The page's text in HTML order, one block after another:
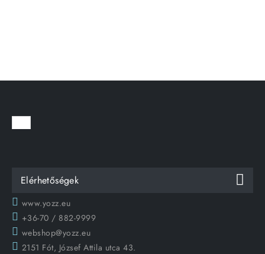
Elérhetőségek
www.yozz.eu
+36-70 / 882-9999
webshop@yozz.eu
2151 Fót, József Attila utca 43.